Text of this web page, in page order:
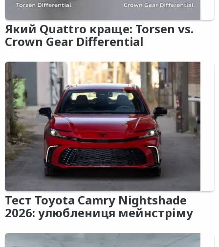
Який Quattro краще: Torsen vs.
Crown Gear Differential
Тест Toyota Camry Nightshade
2026: улюблениця мейнстріму